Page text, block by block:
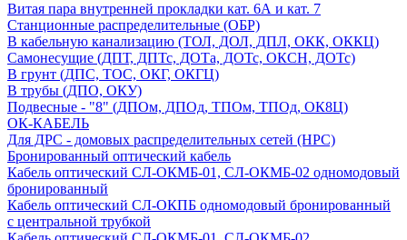
Витая пара внутренней прокладки кат. 6А и кат. 7
Станционные распределительные (ОБР)
В кабельную канализацию (ТОЛ, ДОЛ, ДПЛ, ОКК, ОККЦ)
Самонесущие (ДПТ, ДПТс, ДОТа, ДОТс, ОКСН, ДОТс)
В грунт (ДПС, ТОС, ОКГ, ОКГЦ)
В трубы (ДПО, ОКУ)
Подвесные - "8" (ДПОм, ДПОд, ТПОм, ТПОд, ОК8Ц)
ОК-КАБЕЛЬ
Для ДРС - домовых распределительных сетей (НРС)
Бронированный оптический кабель
Кабель оптический СЛ-ОКМБ-01, СЛ-ОКМБ-02 одномодовый
бронированный
Кабель оптический СЛ-ОКПБ одномодовый бронированный
с центральной трубкой